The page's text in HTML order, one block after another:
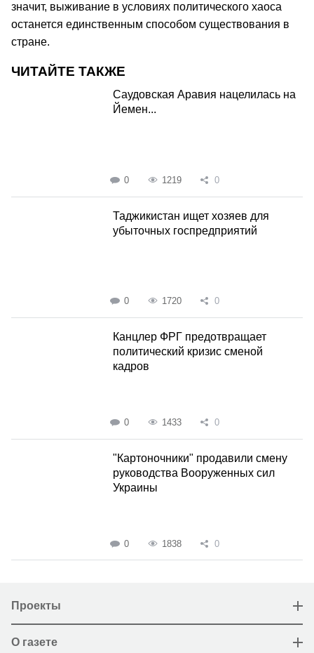
значит, выживание в условиях политического хаоса
останется единственным способом существования в
стране.
ЧИТАЙТЕ ТАКЖЕ
Саудовская Аравия нацелилась на
Йемен...
0 1219 0
Таджикистан ищет хозяев для
убыточных госпредприятий
0 1720 0
Канцлер ФРГ предотвращает
политический кризис сменой
кадров
0 1433 0
"Картоночники" продавили смену
руководства Вооруженных сил
Украины
0 1838 0
Проекты
О газете